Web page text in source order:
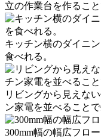
立の作業台を作るこ
キッチン横のダイニ
食べれる。
リビングから見えな
ン家電を並べること
300mm幅の幅広フロ